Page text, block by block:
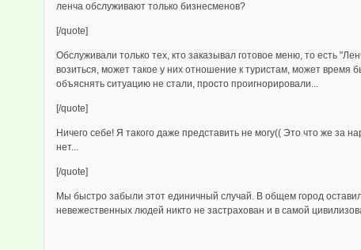
ленча обслуживают только бизнесменов?
[/quote]
Обслуживали только тех, кто заказывал готовое меню, то есть
возиться, может такое у них отношение к туристам, может
объяснять ситуацию не стали, просто проигнорировали...
[/quote]
Ничего себе! Я такого даже представить не могу(( Это что же за
нет...
[/quote]
Мы быстро забыли этот единичный случай. В общем город
невежественных людей никто не застрахован и в самой